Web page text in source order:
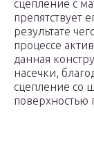
сцепление с
препятствует
результате
процессе
данная
насечки,
сцепление со